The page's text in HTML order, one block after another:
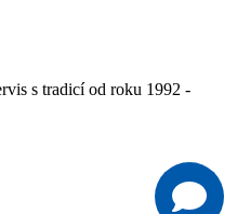
s tradicí od roku 1992 -